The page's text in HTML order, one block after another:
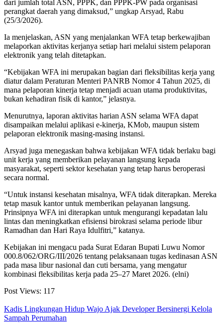
dari jumlah total ASN, PPPK, dan PPPK-PW pada organisasi
perangkat daerah yang dimaksud,” ungkap Arsyad, Rabu
(25/3/2026).
Ia menjelaskan, ASN yang menjalankan WFA tetap berkewajiban
melaporkan aktivitas kerjanya setiap hari melalui sistem pelaporan
elektronik yang telah ditetapkan.
“Kebijakan WFA ini merupakan bagian dari fleksibilitas kerja yang
diatur dalam Peraturan Menteri PANRB Nomor 4 Tahun 2025, di
mana pelaporan kinerja tetap menjadi acuan utama produktivitas,
bukan kehadiran fisik di kantor,” jelasnya.
Menurutnya, laporan aktivitas harian ASN selama WFA dapat
disampaikan melalui aplikasi e-kinerja, KMob, maupun sistem
pelaporan elektronik masing-masing instansi.
Arsyad juga menegaskan bahwa kebijakan WFA tidak berlaku bagi
unit kerja yang memberikan pelayanan langsung kepada
masyarakat, seperti sektor kesehatan yang tetap harus beroperasi
secara normal.
“Untuk instansi kesehatan misalnya, WFA tidak diterapkan. Mereka
tetap masuk kantor untuk memberikan pelayanan langsung.
Prinsipnya WFA ini diterapkan untuk mengurangi kepadatan lalu
lintas dan meningkatkan efisiensi birokrasi selama periode libur
Ramadhan dan Hari Raya Idulfitri,” katanya.
Kebijakan ini mengacu pada Surat Edaran Bupati Luwu Nomor
000.8/062/ORG/III/2026 tentang pelaksanaan tugas kedinasan ASN
pada masa libur nasional dan cuti bersama, yang mengatur
kombinasi fleksibilitas kerja pada 25–27 Maret 2026. (elni)
Post Views: 117
Kadis Lingkungan Hidup Wajo Ajak Developer Bersinergi Kelola
Sampah Perumahan